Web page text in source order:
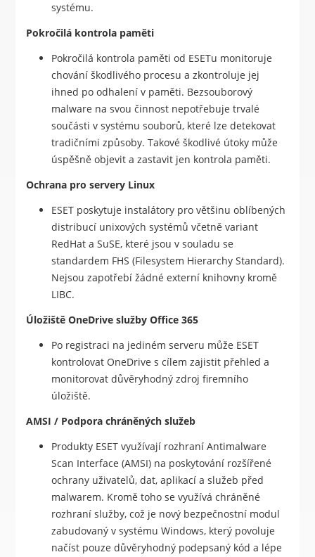
systému.
Pokročilá kontrola paměti
Pokročilá kontrola paměti od ESETu monitoruje
chování škodlivého procesu a zkontroluje jej
ihned po odhalení v paměti. Bezsouborový
malware na svou činnost nepotřebuje trvalé
součásti v systému souborů, které lze detekovat
tradičními způsoby. Takové škodlivé útoky může
úspěšně objevit a zastavit jen kontrola paměti.
Ochrana pro servery Linux
ESET poskytuje instalátory pro většinu oblíbených
distribucí unixových systémů včetně variant
RedHat a SuSE, které jsou v souladu se
standardem FHS (Filesystem Hierarchy Standard).
Nejsou zapotřebí žádné externí knihovny kromě
LIBC.
Úložiště OneDrive služby Office 365
Po registraci na jediném serveru může ESET
kontrolovat OneDrive s cílem zajistit přehled a
monitorovat důvěryhodný zdroj firemního
úložiště.
AMSI / Podpora chráněných služeb
Produkty ESET využívají rozhraní Antimalware
Scan Interface (AMSI) na poskytování rozšířené
ochrany uživatelů, dat, aplikací a služeb před
malwarem. Kromě toho se využívá chráněné
rozhraní služby, což je nový bezpečnostní modul
zabudovaný v systému Windows, který povoluje
načíst pouze důvěryhodný podepsaný kód a lépe